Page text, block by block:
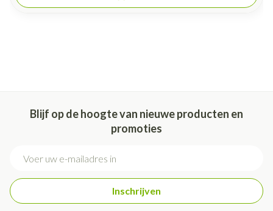
Blijf op de hoogte van nieuwe producten en
promoties
Inschrijven